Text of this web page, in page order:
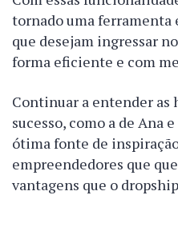
tornado uma ferramenta
que desejam ingressar
forma eficiente e com
Continuar a entender
sucesso, como a de Ana
ótima fonte de
empreendedores que
vantagens que o